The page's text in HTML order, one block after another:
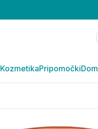
KozmetikaPripomočkiDom